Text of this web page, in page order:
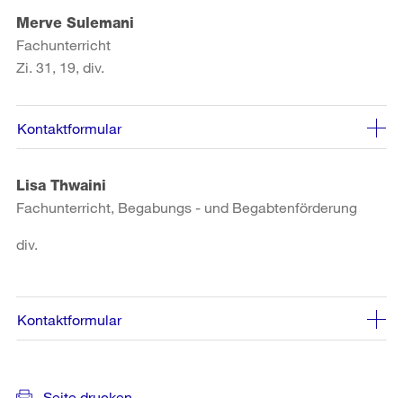
Merve Sulemani
Fachunterricht
Zi. 31, 19, div.
Kontaktformular
Lisa Thwaini
Fachunterricht, Begabungs - und Begabtenförderung
div.
Kontaktformular